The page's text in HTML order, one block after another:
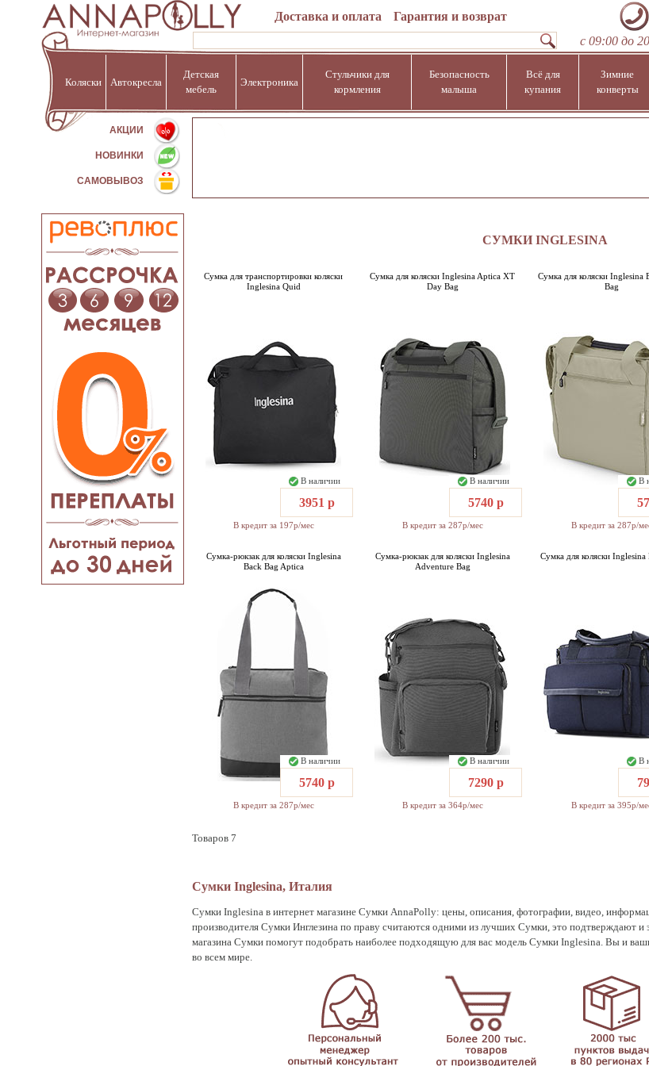
Доставка и оплата Гарантия и возврат
с 09:00 до
Коляски Автокресла
Детская
мебель
Электроника
Стульчики для
кормления
Безопасность
малыша
Всё для
купания
Зимние
конверты
АКЦИИ %
НОВИНКИ
САМОВЫВОЗ
СУМКИ INGLESINA
Сумка для транспортировки коляски
Inglesina Quid
В наличии
3951 р
В кредит за 197р/мес
Сумка для коляски Inglesina Aptica XT
Day Bag
В наличии
5740 р
В кредит за 287р/мес
Сумка для коляски Inglesina
Bag
В
В кредит за 287р/
Сумка-рюкзак для коляски Inglesina
Back Bag Aptica
В наличии
5740 р
В кредит за 287р/мес
Сумка-рюкзак для коляски Inglesina
Adventure Bag
В наличии
7290 р
В кредит за 364р/мес
Сумка для коляски Inglesina
В
В кредит за 395р/
Товаров 7
Сумки Inglesina, Италия
Сумки Inglesina в интернет магазине Сумки AnnaPolly: цены, описания, фотографии, видео,
производителя Сумки Инглезина по праву считаются одними из лучших Сумки, это подтверждают
магазина Сумки помогут подобрать наиболее подходящую для вас модель Сумки Inglesina. Вы и
во всем мире.